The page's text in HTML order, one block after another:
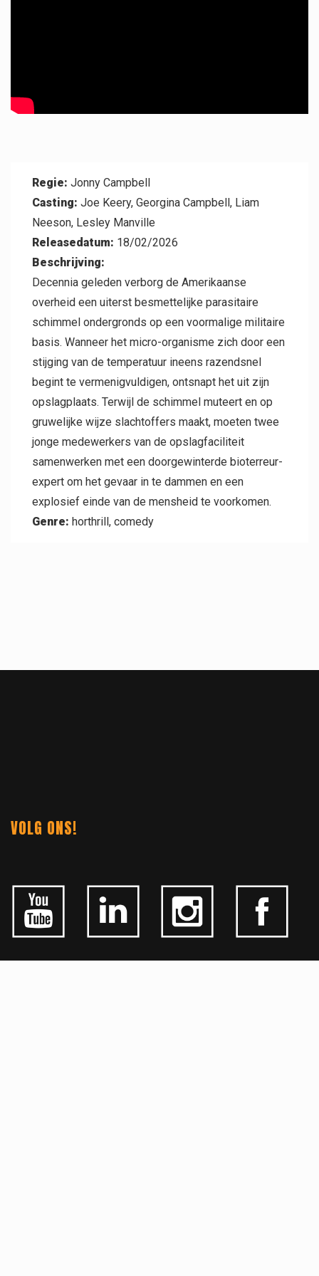
Contact
Regie: Jonny Campbell
Casting: Joe Keery, Georgina Campbell, Liam
Neeson, Lesley Manville
Releasedatum: 18/02/2026
Beschrijving:
Decennia geleden verborg de Amerikaanse
overheid een uiterst besmettelijke parasitaire
schimmel ondergronds op een voormalige militaire
basis. Wanneer het micro-organisme zich door een
stijging van de temperatuur ineens razendsnel
begint te vermenigvuldigen, ontsnapt het uit zijn
opslagplaats. Terwijl de schimmel muteert en op
gruwelijke wijze slachtoffers maakt, moeten twee
jonge medewerkers van de opslagfaciliteit
samenwerken met een doorgewinterde bioterreur-
expert om het gevaar in te dammen en een
explosief einde van de mensheid te voorkomen.
Genre: horthrill, comedy
VOLG ONS!